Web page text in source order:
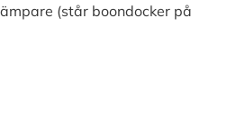
(står boondocker på